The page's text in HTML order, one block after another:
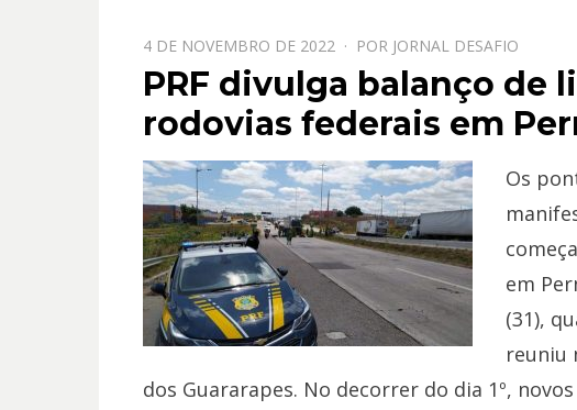
PPOSTADO
EM
4 DE NOVEMBRO DE 2022 POR JORNAL DESAFIO
PRF divulga balanço de
rodovias federais em
Os
em
(31),
reuniu
dos Guararapes. No decorrer do dia 1º,